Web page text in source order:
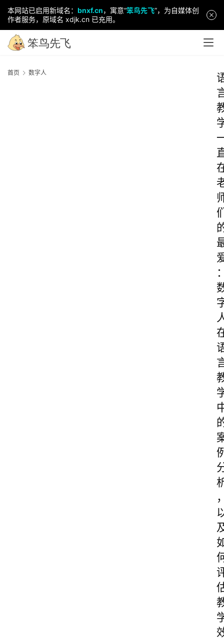
本网站已启用新域名： bnxf.cn，寓意“笨鸟先飞”，为自媒体创
作者服务，原域名 xdjk.cn 已充用。
首页 数字人